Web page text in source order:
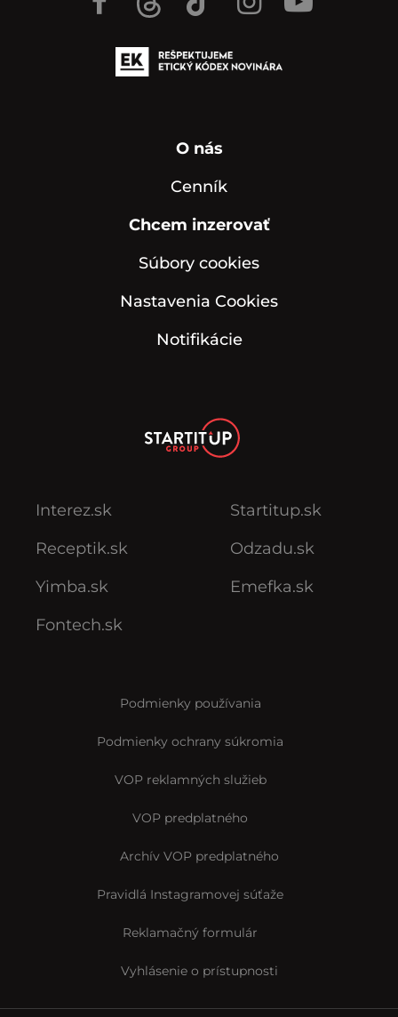
O nás
Cenník
Chcem inzerovať
Súbory cookies
Nastavenia Cookies
Notifikácie
Interez.sk
Receptik.sk
Yimba.sk
Fontech.sk
Startitup.sk
Odzadu.sk
Emefka.sk
Podmienky používania
Podmienky ochrany súkromia
VOP reklamných služieb
VOP predplatného
Archív VOP predplatného
Pravidlá Instagramovej súťaže
Reklamačný formulár
Vyhlásenie o prístupnosti